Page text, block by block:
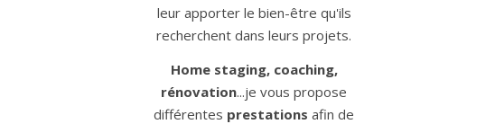
leur apporter le bien-être qu'ils
recherchent dans leurs projets.
Home staging, coaching,
rénovation...je vous propose
différentes prestations afin de